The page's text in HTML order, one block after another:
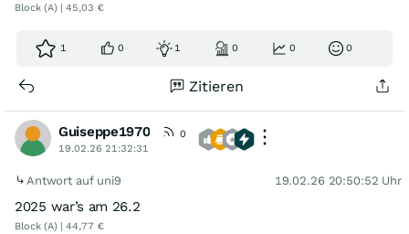
Block (A) | 45,03 €
1 0 1 0 0 0
Zitieren
Guiseppe1970
0
19.02.26 21:32:31
Antwort auf uni9 19.02.26 20:50:52 Uhr
2025 war’s am 26.2
Block (A) | 44,77 €